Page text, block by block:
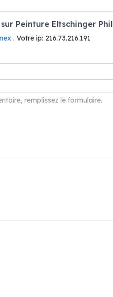
Peinture Eltschinger Phil
. Votre ip: 216.73.216.191